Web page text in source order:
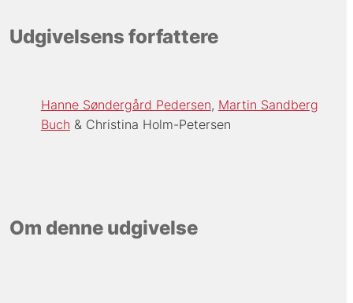
Udgivelsens forfattere
Hanne Søndergård Pedersen Martin Sandberg
Buch
Christina Holm-Petersen
Om denne udgivelse